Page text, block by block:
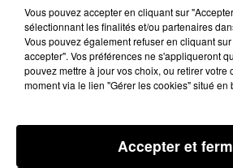
25 mars 2025 - 2 min 23 sec
LES INFOS DU LOT DU 25/03/
25/03/2025
Vous pouvez accepter en cliquant sur
sélectionnant les finalités et/ou partenaires
Vous pouvez également refuser en cliquant
accepter". Vos préférences ne s'appliqueront
pouvez mettre à jour vos choix, ou retirer votre
moment via le lien "Gérer les cookies" situé en
Accepter et